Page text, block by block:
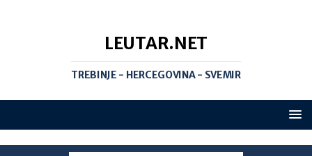
LEUTAR.NET
TREBINJE - HERCEGOVINA - SVEMIR